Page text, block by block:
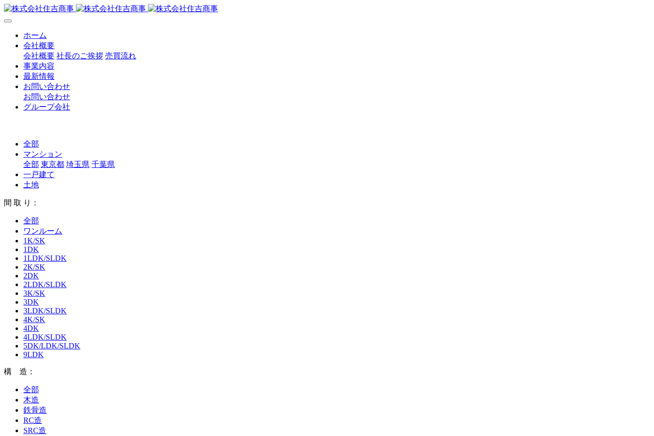
ホーム
会社概要
会社概要 社長のご挨拶 売買流れ
事業内容
最新情報
お問い合わせ
お問い合わせ
グループ会社
全部
マンション
全部 東京都 埼玉県 千葉県
一戸建て
土地
間 取 り：
全部
ワンルーム
1K/SK
1DK
1LDK/SLDK
2K/SK
2DK
2LDK/SLDK
3K/SK
3DK
3LDK/SLDK
4K/SK
4DK
4LDK/SLDK
5DK/LDK/SLDK
9LDK
構 造：
全部
木造
鉄骨造
RC造
SRC造